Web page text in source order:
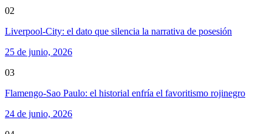
02
Liverpool-City: el dato que silencia la narrativa de posesión
25 de junio, 2026
03
Flamengo-Sao Paulo: el historial enfría el favoritismo rojinegro
24 de junio, 2026